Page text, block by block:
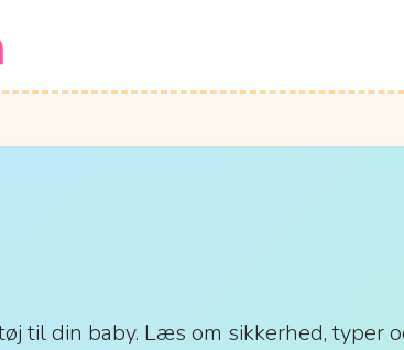
til din baby. Læs om sikkerhed, typer